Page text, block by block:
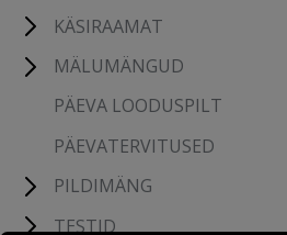
KÄSIRAAMAT
MÄLUMÄNGUD
PÄEVA LOODUSPILT
PÄEVATERVITUSED
PILDIMÄNG
TESTID